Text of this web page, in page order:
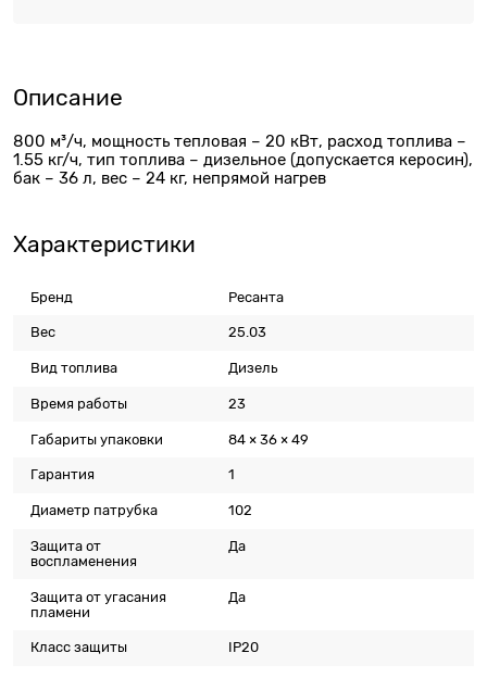
Описание
800 м³/ч, мощность тепловая – 20 кВт, расход топлива –
1.55 кг/ч, тип топлива – дизельное (допускается керосин),
бак – 36 л, вес – 24 кг, непрямой нагрев
Характеристики
Бренд Ресанта
Вес 25.03
Вид топлива Дизель
Время работы 23
Габариты упаковки 84 × 36 × 49
Гарантия 1
Диаметр патрубка 102
Защита от
воспламенения
Да
Защита от угасания
пламени
Да
Класс защиты IP20